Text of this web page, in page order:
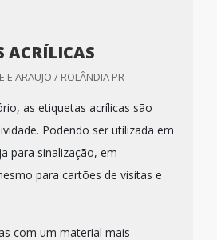
ACRÍLICAS
E ARAUJO / ROLÂNDIA PR
as etiquetas acrílicas são
Podendo ser utilizada em
para sinalização, em
para cartões de visitas e
com um material mais